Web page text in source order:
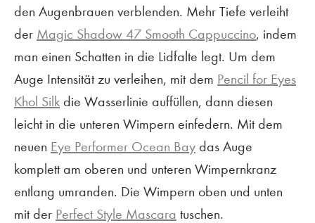
den Augenbrauen verblenden. Mehr Tiefe verleiht
der Magic Shadow 47 Smooth Cappuccino, indem
man einen Schatten in die Lidfalte legt. Um dem
Auge Intensität zu verleihen, mit dem Pencil for Eyes
Khol Silk die Wasserlinie auffüllen, dann diesen
leicht in die unteren Wimpern einfedern. Mit dem
neuen Eye Performer Ocean Bay das Auge
komplett am oberen und unteren Wimpernkranz
entlang umranden. Die Wimpern oben und unten
mit der Perfect Style Mascara tuschen.